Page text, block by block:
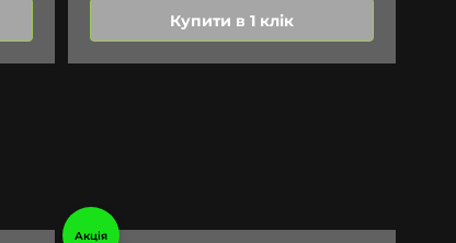
Купити в 1 клік
Акція